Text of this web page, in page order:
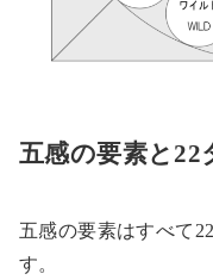
五感の要素と22
五感の要素はすべて
す。